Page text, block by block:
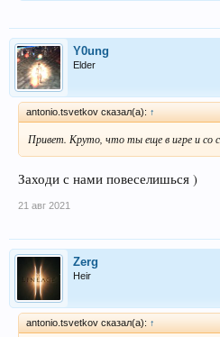
Y0ung
Elder
antonio.tsvetkov сказал(а): ↑
Привет. Круто, что ты еще в игре и со
Заходи с нами повеселишься )
21 авг 2021
Zerg
Heir
antonio.tsvetkov сказал(а): ↑